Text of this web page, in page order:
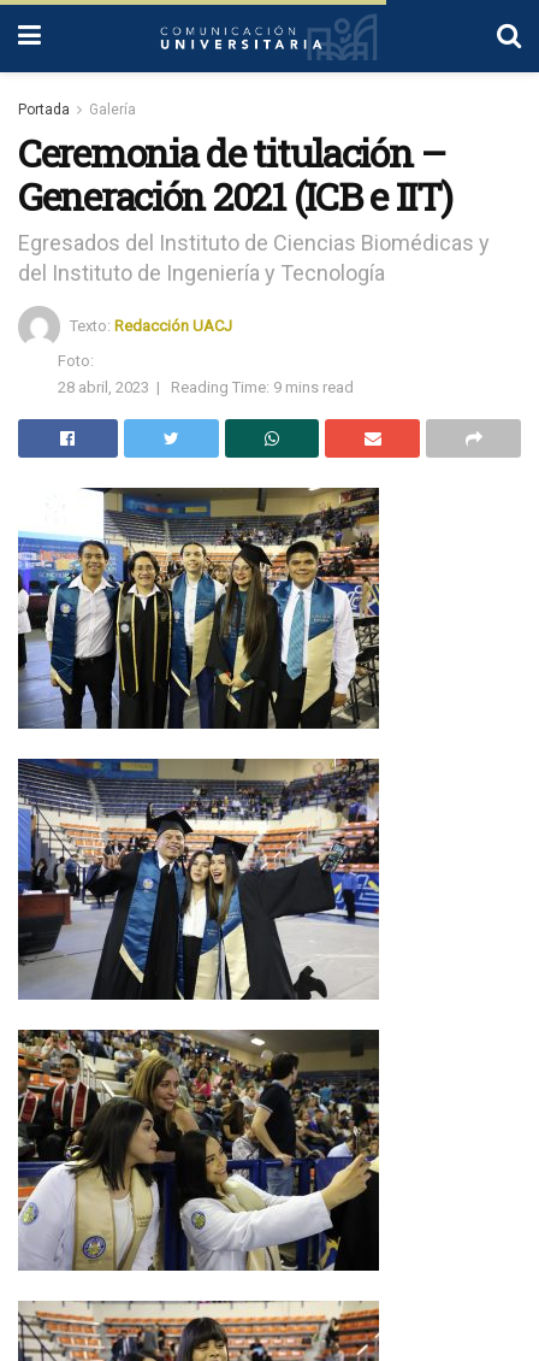
Portada Galería
Ceremonia de titulación –
Generación 2021 (ICB e IIT)
Egresados del Instituto de Ciencias Biomédicas y
del Instituto de Ingeniería y Tecnología
Texto: Redacción UACJ
Foto:
28 abril, 2023 | Reading Time: 9 mins read